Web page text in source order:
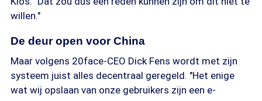
willen."
De deur open voor China
Maar volgens 20face-CEO Dick Fens wordt met zijn
systeem juist alles decentraal geregeld. "Het enige
wat wij opslaan van onze gebruikers zijn een e-